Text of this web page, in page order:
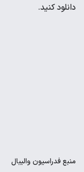
دانلود کنید.
منبعفدراسیون والیبال